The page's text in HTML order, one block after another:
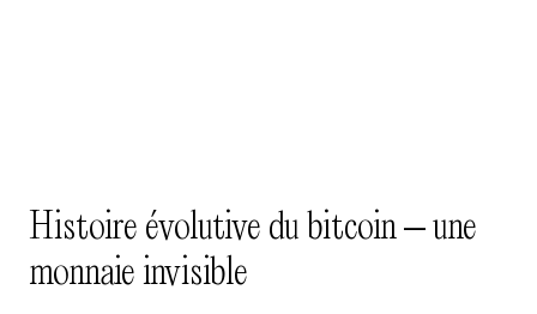
Histoire évolutive du bitcoin – une
monnaie invisible